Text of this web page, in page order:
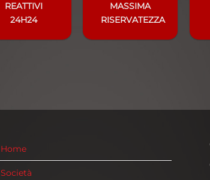
REATTIVI
24H24
MASSIMA
RISERVATEZZA
Home
Società